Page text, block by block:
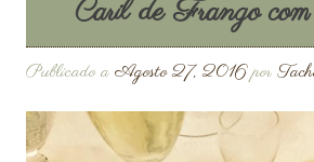
Caril de Frango
Publicado a Agosto 27, 2016por